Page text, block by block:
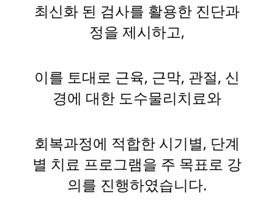
최신화 된 검사를 활용한 진단과
정을 제시하고,
이를 토대로 근육, 근막, 관절, 신
경에 대한 도수물리치료와
회복과정에 적합한 시기별, 단계
별 치료 프로그램을 주 목표로 강
의를 진행하였습니다.